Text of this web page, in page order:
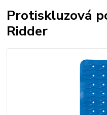
Protiskluzová
Ridder